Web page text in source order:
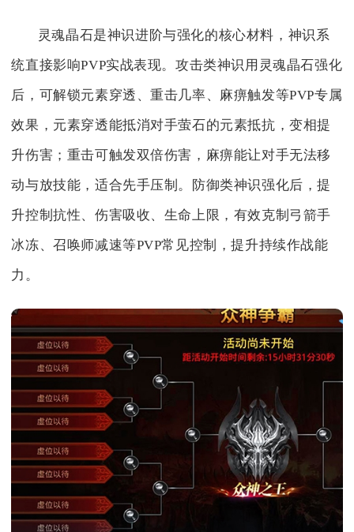
灵魂晶石是神识进阶与强化的核心材料，神识系
统直接影响PVP实战表现。攻击类神识用灵魂晶石强化
后，可解锁元素穿透、重击几率、麻痹触发等PVP专属
效果，元素穿透能抵消对手萤石的元素抵抗，变相提
升伤害；重击可触发双倍伤害，麻痹能让对手无法移
动与放技能，适合先手压制。防御类神识强化后，提
升控制抗性、伤害吸收、生命上限，有效克制弓箭手
冰冻、召唤师减速等PVP常见控制，提升持续作战能
力。